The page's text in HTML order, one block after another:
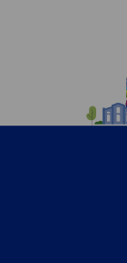
rysunek